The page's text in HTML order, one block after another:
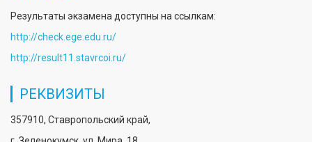
Результаты экзамена доступны на ссылкам:
http://check.ege.edu.ru/
http://result11.stavrcoi.ru/
РЕКВИЗИТЫ
357910, Ставропольский край,